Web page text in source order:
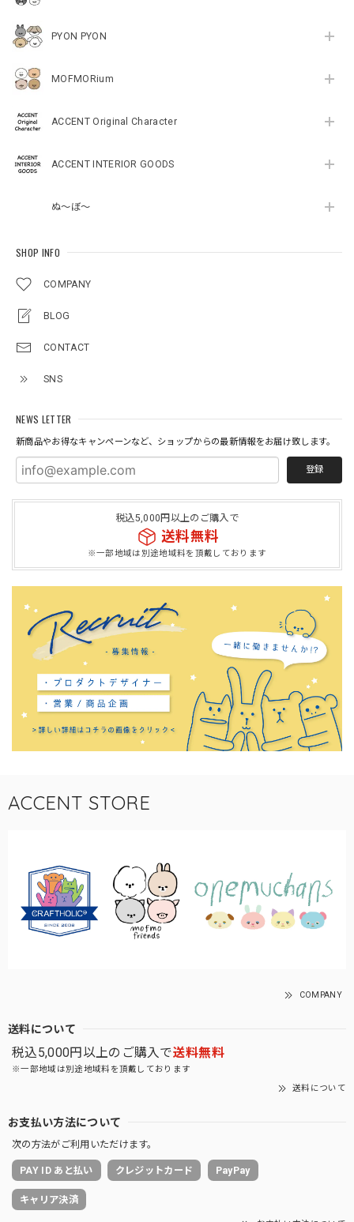
PYON PYON
MOFMORium
ACCENT Original Character
ACCENT INTERIOR GOODS
ぬ～ぼ～
SHOP INFO
COMPANY
BLOG
CONTACT
SNS
NEWS LETTER
新商品やお得なキャンペーンなど、ショップからの最新情報をお届け致します。
登録
税込5,000円以上のご購入で
送料無料
※一部地域は別途地域料を頂戴しております
ACCENT STORE
COMPANY
送料について
税込5,000円以上のご購入で送料無料
※一部地域は別途地域料を頂戴しております
送料について
お支払い方法について
次の方法がご利用いただけます。
PAY ID あと払い クレジットカード PayPay
キャリア決済